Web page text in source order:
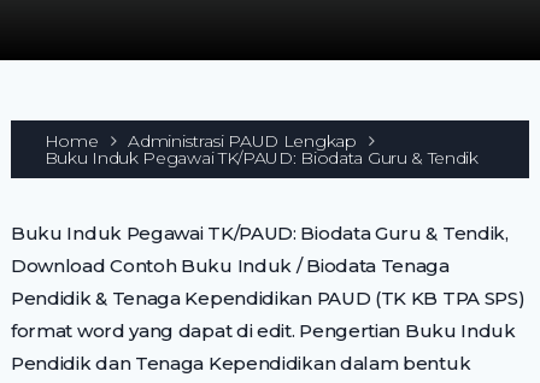
Home Administrasi PAUD Lengkap
Buku Induk Pegawai TK/PAUD: Biodata Guru & Tendik
Buku Induk Pegawai TK/PAUD: Biodata Guru & Tendik,
Download Contoh Buku Induk / Biodata Tenaga
Pendidik & Tenaga Kependidikan PAUD (TK KB TPA SPS)
format word yang dapat di edit. Pengertian Buku Induk
Pendidik dan Tenaga Kependidikan dalam bentuk